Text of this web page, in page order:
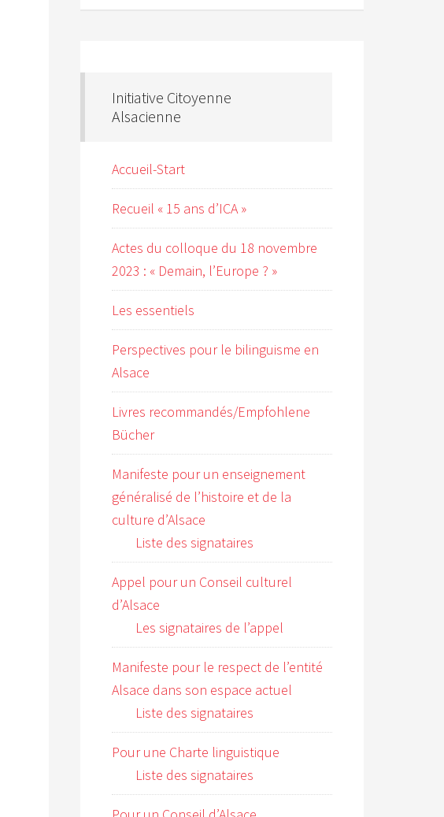
Initiative Citoyenne
Alsacienne
Accueil-Start
Recueil « 15 ans d’ICA »
Actes du colloque du 18 novembre
2023 : « Demain, l’Europe ? »
Les essentiels
Perspectives pour le bilinguisme en
Alsace
Livres recommandés/Empfohlene
Bücher
Manifeste pour un enseignement
généralisé de l’histoire et de la
culture d’Alsace
Liste des signataires
Appel pour un Conseil culturel
d’Alsace
Les signataires de l’appel
Manifeste pour le respect de l’entité
Alsace dans son espace actuel
Liste des signataires
Pour une Charte linguistique
Liste des signataires